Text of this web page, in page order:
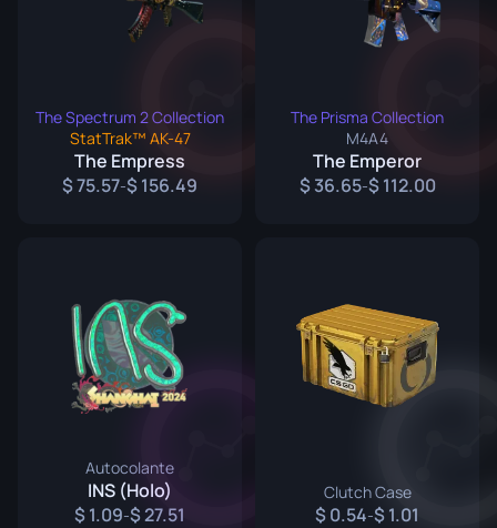
The Spectrum 2 Collection
StatTrak™ AK-47
The Empress
75.57- 156.49
The Prisma Collection
M4A4
The Emperor
36.65- 112.00
Autocolante
INS (Holo)
1.09- 27.51
Clutch Case
0.54- 1.01